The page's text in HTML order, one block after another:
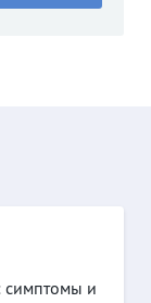
симптомы и